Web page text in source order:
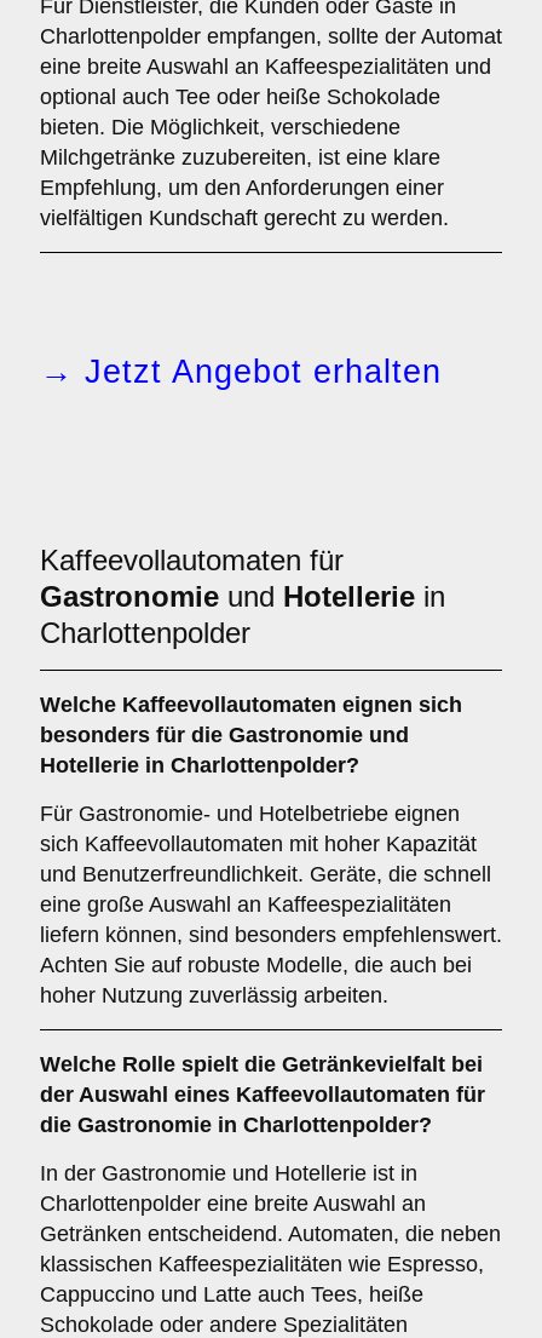
Für Dienstleister, die Kunden oder Gäste in
Charlottenpolder empfangen, sollte der Automat
eine breite Auswahl an Kaffeespezialitäten und
optional auch Tee oder heiße Schokolade
bieten. Die Möglichkeit, verschiedene
Milchgetränke zuzubereiten, ist eine klare
Empfehlung, um den Anforderungen einer
vielfältigen Kundschaft gerecht zu werden.
→ Jetzt Angebot erhalten
Kaffeevollautomaten für
Gastronomie und Hotellerie in
Charlottenpolder
Welche Kaffeevollautomaten eignen sich
besonders für die Gastronomie und
Hotellerie in Charlottenpolder?
Für Gastronomie- und Hotelbetriebe eignen
sich Kaffeevollautomaten mit hoher Kapazität
und Benutzerfreundlichkeit. Geräte, die schnell
eine große Auswahl an Kaffeespezialitäten
liefern können, sind besonders empfehlenswert.
Achten Sie auf robuste Modelle, die auch bei
hoher Nutzung zuverlässig arbeiten.
Welche Rolle spielt die Getränkevielfalt bei
der Auswahl eines Kaffeevollautomaten für
die Gastronomie in Charlottenpolder?
In der Gastronomie und Hotellerie ist in
Charlottenpolder eine breite Auswahl an
Getränken entscheidend. Automaten, die neben
klassischen Kaffeespezialitäten wie Espresso,
Cappuccino und Latte auch Tees, heiße
Schokolade oder andere Spezialitäten